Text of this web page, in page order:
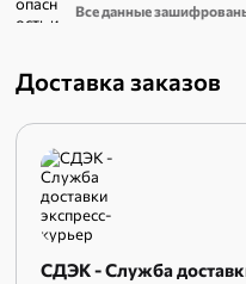
Все данные
Доставка заказов
СДЭК - Служба